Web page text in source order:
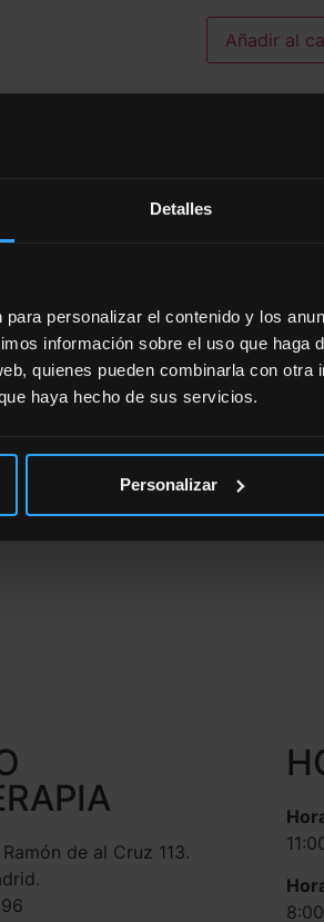
Detalles
personalizar el contenido y los
información sobre el uso que haga
quienes pueden combinarla con otra
haya hecho de sus servicios.
Personalizar
Añadir al
en la modalidad a plazos, con
de al Cruz 113.